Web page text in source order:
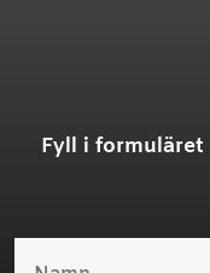
Fyll i